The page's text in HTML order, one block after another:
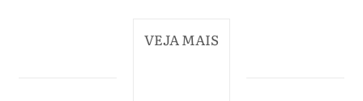
VEJA MAIS